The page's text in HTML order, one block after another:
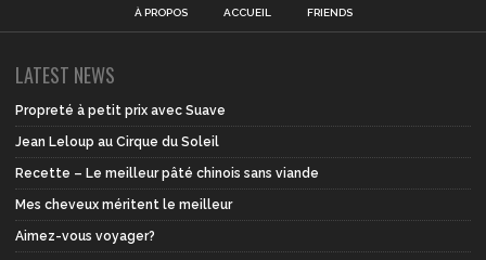
À PROPOS ACCUEIL FRIENDS
LATEST NEWS
Propreté à petit prix avec Suave
Jean Leloup au Cirque du Soleil
Recette – Le meilleur pâté chinois sans viande
Mes cheveux méritent le meilleur
Aimez-vous voyager?